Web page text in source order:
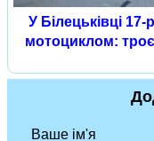
У Білецьківці 17-
мотоциклом: троє
Ваше ім'я